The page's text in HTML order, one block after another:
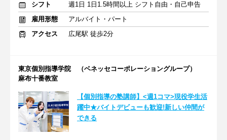
シフト
週1日 1日1.5時間以上 シフト自由・自己申告
雇用形態
アルバイト・パート
アクセス
広尾駅 徒歩2分
東京個別指導学院 （ベネッセコーポレーショングループ）
麻布十番教室
【個別指導の塾講師】<週1コマ>現役学生活
躍中★バイトデビューも歓迎!新しい仲間が
できる